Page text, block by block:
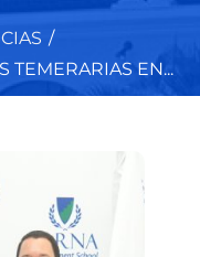
/
TEMERARIAS EN...